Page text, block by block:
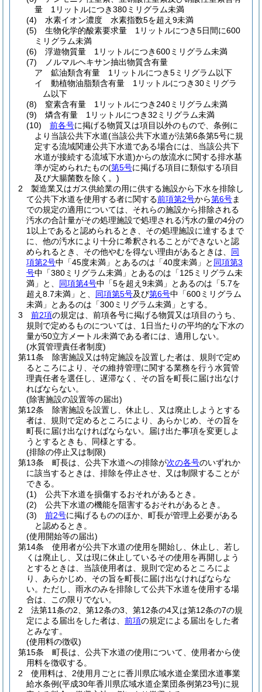
量 1リットルにつき380ミリグラム未満
(4)
水素イオン濃度 水素指数5を超え9未満
(5)
生物化学的酸素要求量 1リットルにつき5日間に600
ミリグラム未満
(6)
浮遊物質量 1リットルにつき600ミリグラム未満
(7)
ノルマルヘキサン抽出物質含有量
ア
鉱油類含有量 1リットルにつき5ミリグラム以下
イ
動植物油脂類含有量 1リットルにつき30ミリグラ
ム以下
(8)
窒素含有量 1リットルにつき240ミリグラム未満
(9)
燐含有量 1リットルにつき32ミリグラム未満
(10)
前各号に掲げる物質又は項目以外のもので、条例に
より当該公共下水道(当該公共下水道が法第6条第5号に規
定する流域関連公共下水道である場合には、当該公共下
水道が接続する流域下水道)からの放流水に関する排水基
準が定められたもの(第5号に掲げる項目に類似する項目
及び大腸菌数を除く。)
2
製造業又はガス供給業の用に供する施設から下水を排除し
て公共下水道を使用する者に関する前項第2号から第6号ま
での規定の適用については、それらの施設から排除される
汚水の合計量がその処理施設で処理される汚水の量の4分の
1以上であると認められるとき、その処理施設に達するまで
に、他の汚水により十分に希釈されることができないと認
められるとき、その他やむを得ない理由があるときは、 同
項第2号中「45度未満」とあるのは「40度未満」と 同項第3
号中「380ミリグラム未満」とあるのは「125ミリグラム未
満」と、 同項第4号中「5を超え9未満」とあるのは「5.7を
超え8.7未満」と、 同項第5号及び第6号中「600ミリグラム
未満」とあるのは「300ミリグラム未満」とする。
3
前2項の規定は、前項各号に掲げる物質又は項目のうち、
規則で定めるものについては、1日当たりの平均的な下水の
量が50立方メートル未満である者には、適用しない。
(水質管理責任者制度)
第11条
除害施設又は特定施設を設置した者は、規則で定め
るところにより、その維持管理に関する業務を行う水質管
理責任者を選任し、遅滞なく、その旨を町長に届け出なけ
ればならない。
(除害施設の設置等の届出)
第12条
除害施設を設置し、休止し、又は廃止しようとする
者は、規則で定めるところにより、あらかじめ、その旨を
町長に届け出なければならない。
届け出た事項を変更しよ
うとするときも、同様とする。
(排除の停止又は制限)
第13条
町長は、公共下水道への排除が次の各号のいずれか
に該当するときは、排除を停止させ、又は制限することが
できる。
(1)
公共下水道を損傷するおそれがあるとき。
(2)
公共下水道の機能を阻害するおそれがあるとき。
(3)
前2号に掲げるもののほか、町長が管理上必要がある
と認めるとき。
(使用開始等の届出)
第14条
使用者が公共下水道の使用を開始し、休止し、若し
くは廃止し、又は現に休止しているその使用を再開しよう
とするときは、当該使用者は、規則で定めるところによ
り、あらかじめ、その旨を町長に届け出なければならな
い。 ただし、雨水のみを排除して公共下水道を使用する場
合は、この限りでない。
2
法第11条の2、第12条の3、第12条の4又は第12条の7の規
定による届出をした者は、 前項の規定による届出をした者
とみなす。
(使用料の徴収)
第15条
町長は、公共下水道の使用について、使用者から使
用料を徴収する。
2
使用料は、2使用月ごとに香川県広域水道企業団水道事業
給水条例(平成30年香川県広域水道企業団条例第23号)に規